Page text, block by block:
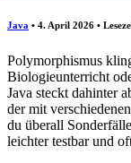
Java • 4. April 2026 •
Polymorphismus
Biologieunterricht
Java steckt dahinter
der mit
du überall
leichter testbar und